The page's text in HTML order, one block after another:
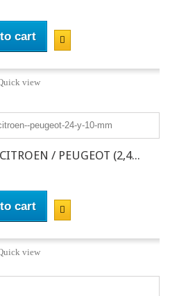
cart
view
/ PEUGEOT (2,4...
cart
view